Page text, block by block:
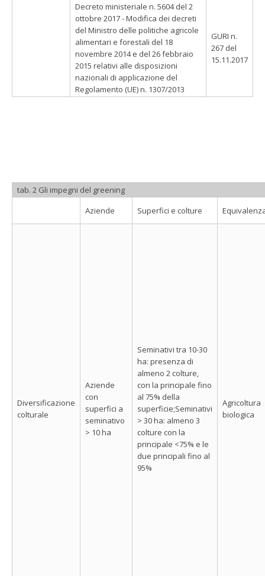
Decreto ministeriale n. 5604 del 2
ottobre 2017 - Modifica dei decreti
del Ministro delle politiche agricole
alimentari e forestali del 18
novembre 2014 e del 26 febbraio
2015 relativi alle disposizioni
nazionali di applicazione del
Regolamento (UE) n. 1307/2013
GURI n.
267 del
15.11.2017
tab. 2 Gli impegni del greening
Aziende
Superfici e colture
Diversificazione
colturale
Aziende
con
superfici a
seminativo
> 10 ha
Seminativi tra 10-30
ha: presenza di
almeno 2 colture,
con la principale fino
al 75% della
superficie;Seminativi
> 30 ha: almeno 3
colture con la
principale <75% e le
due principali fino al
95%
Agricoltura
biologica